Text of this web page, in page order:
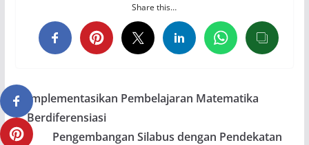
Share this…
Implementasikan Pembelajaran Matematika
Berdiferensiasi
Pengembangan Silabus dengan Pendekatan